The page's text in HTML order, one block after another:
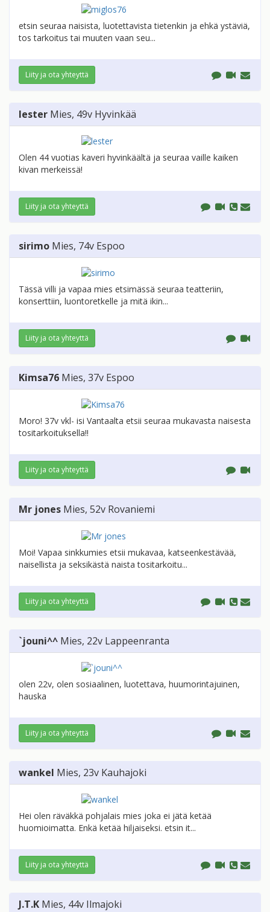
etsin seuraa naisista, luotettavista tietenkin ja ehkä ystäviä,
tos tarkoitus tai muuten vaan seu...
Liity ja ota yhteyttä
lester Mies, 49v Hyvinkää
Olen 44 vuotias kaveri hyvinkäältä ja seuraa vaille kaiken
kivan merkeissä!
Liity ja ota yhteyttä
sirimo Mies, 74v Espoo
Tässä villi ja vapaa mies etsimässä seuraa teatteriin,
konserttiin, luontoretkelle ja mitä ikin...
Liity ja ota yhteyttä
Kimsa76 Mies, 37v Espoo
Moro! 37v vkl- isi Vantaalta etsii seuraa mukavasta naisesta
tositarkoituksella!!
Liity ja ota yhteyttä
Mr jones Mies, 52v Rovaniemi
Moi! Vapaa sinkkumies etsii mukavaa, katseenkestävää,
naisellista ja seksikästä naista tositarkoitu...
Liity ja ota yhteyttä
`jouni^^ Mies, 22v Lappeenranta
olen 22v, olen sosiaalinen, luotettava, huumorintajuinen,
hauska
Liity ja ota yhteyttä
wankel Mies, 23v Kauhajoki
Hei olen räväkkä pohjalais mies joka ei jätä ketää
huomioimatta. Enkä ketää hiljaiseksi. etsin it...
Liity ja ota yhteyttä
J.T.K Mies, 44v Ilmajoki